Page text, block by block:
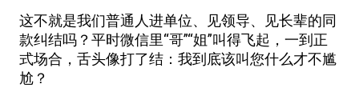
这不就是我们普通人进单位、见领导、见长辈的同
款纠结吗？平时微信里“哥”“姐”叫得飞起，一到正
式场合，舌头像打了结：我到底该叫您什么才不尴
尬？